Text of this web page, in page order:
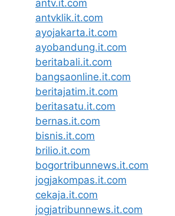
antv.it.com
antvklik.it.com
ayojakarta.it.com
ayobandung.it.com
beritabali.it.com
bangsaonline.it.com
beritajatim.it.com
beritasatu.it.com
bernas.it.com
bisnis.it.com
brilio.it.com
bogortribunnews.it.com
jogjakompas.it.com
cekaja.it.com
jogjatribunnews.it.com